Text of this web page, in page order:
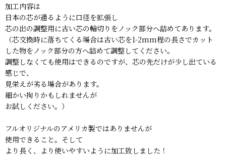
加工内容は
日本の芯が通るように口径を拡張し
芯の出の調整用に古い芯の輪切りをノック部分へ詰めてあります。
（芯交換時に落ちてくる場合は古い芯を1-2mm程の長さでカット
した物をノック部分の方へ詰めて調整してください。
調整しなくても使用はできるのですが、芯の先だけが少し出ている
感じで、
見栄えが劣る場合があります。
細かい拘りかもしれませんが
お試しください。）
フルオリジナルのアメリカ製ではありませんが
使用できること。そして
より長く、より使いやすいように加工致しました！